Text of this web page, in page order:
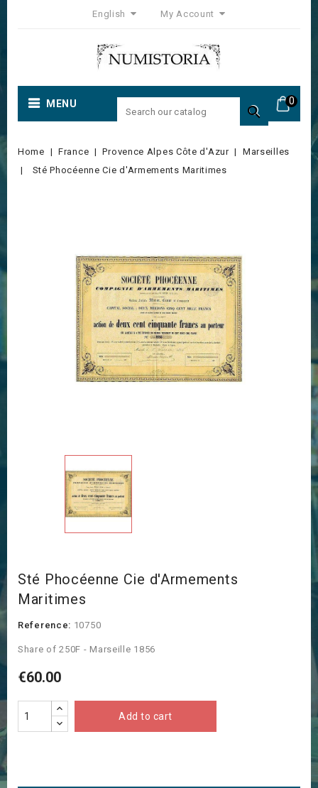
English My Account
0
MENU 
Home France Provence Alpes Côte d'Azur
Marseilles
Sté Phocéenne Cie d'Armements Maritimes
Sté Phocéenne Cie d'Armements
Maritimes
Reference: 10750
Share of 250F - Marseille 1856
€60.00
Add to cart